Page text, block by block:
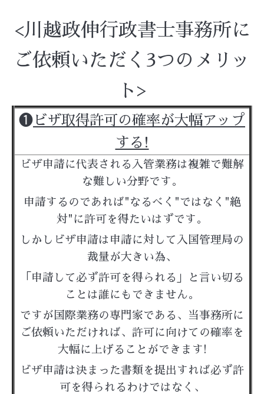
<川越政伸行政書士事務所に
ご依頼いただく3つのメリッ
ト>
❶ ビザ取得許可の確率が大幅アップ
する!
ビザ申請に代表される入管業務は複雑で難解
な難しい分野です。
申請するのであれば"なるべく"ではなく"絶
対"に許可を得たいはずです。
しかしビザ申請は申請に対して入国管理局の
裁量が大きい為、
「申請して必ず許可を得られる」と言い切る
ことは誰にもできません。
ですが国際業務の専門家である、当事務所に
ご依頼いただければ、許可に向けての確率を
大幅に上げることができます!
ビザ申請は決まった書類を提出すれば必ず許
可を得られるわけではなく、